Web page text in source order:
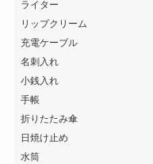
ライター
リップクリーム
充電ケーブル
名刺入れ
小銭入れ
手帳
折りたたみ傘
日焼け止め
水筒